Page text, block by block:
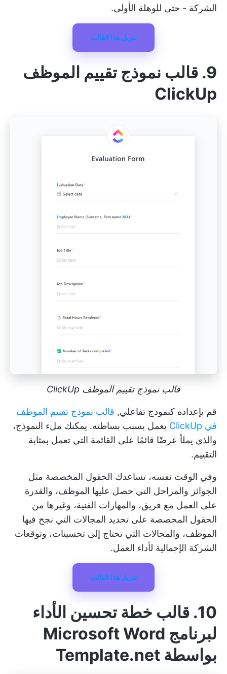
الشركة - حتى للوهلة الأولى.
تنزيل هذا القالب
9. قالب نموذج تقييم الموظف
ClickUp
قالب نموذج تقييم الموظف ClickUp
قم بإعداده كنموذج تفاعلي, قالب نموذج تقييم الموظف
في ClickUp
يعمل بسبب بساطته. يمكنك ملء النموذج،
والذي يملأ عرضًا قائمًا على القائمة التي تعمل بمثابة
التقييم.
وفي الوقت نفسه، تساعدك الحقول المخصصة مثل
الجوائز والمراحل التي حصل عليها الموظف، والقدرة
على العمل مع فريق، والمهارات الفنية، وغيرها من
الحقول المخصصة على تحديد المجالات التي نجح فيها
الموظف، والمجالات التي تحتاج إلى تحسينات، وتوقعات
الشركة الإجمالية لأداء العمل.
تنزيل هذا القالب
10. قالب خطة تحسين الأداء
لبرنامج Microsoft Word
بواسطة Template.net